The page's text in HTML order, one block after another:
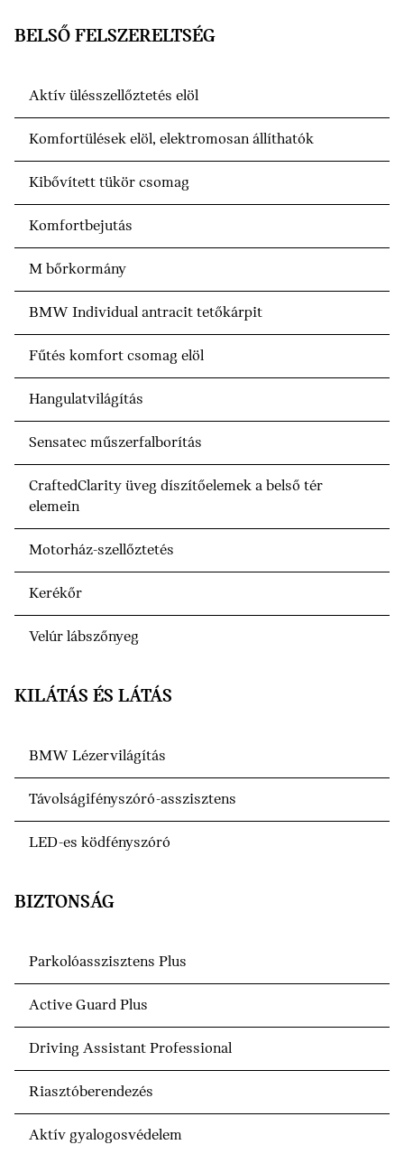
BELSŐ FELSZERELTSÉG
Aktív ülésszellőztetés elöl
Komfortülések elöl, elektromosan állíthatók
Kibővített tükör csomag
Komfortbejutás
M bőrkormány
BMW Individual antracit tetőkárpit
Fűtés komfort csomag elöl
Hangulatvilágítás
Sensatec műszerfalborítás
CraftedClarity üveg díszítőelemek a belső tér
elemein
Motorház-szellőztetés
Kerékőr
Velúr lábszőnyeg
KILÁTÁS ÉS LÁTÁS
BMW Lézervilágítás
Távolságifényszóró-asszisztens
LED-es ködfényszóró
BIZTONSÁG
Parkolóasszisztens Plus
Active Guard Plus
Driving Assistant Professional
Riasztóberendezés
Aktív gyalogosvédelem